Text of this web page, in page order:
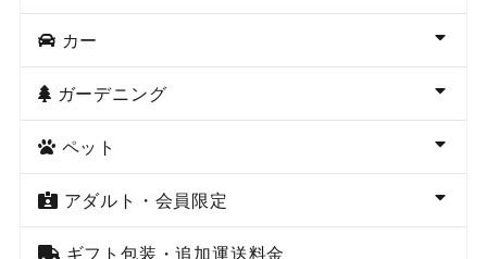
カー
ガーデニング
ペット
アダルト・会員限定
ギフト包装・追加運送料金